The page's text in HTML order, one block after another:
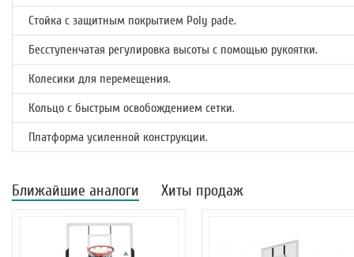
Стойка с защитным покрытием Poly pade.
Бесступенчатая регулировка высоты с помощью рукоятки.
Колесики для перемещения.
Кольцо с быстрым освобождением сетки.
Платформа усиленной конструкции.
Ближайшие аналоги Хиты продаж